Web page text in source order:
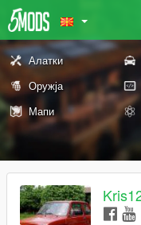
Алатки
Оружја
Мапи